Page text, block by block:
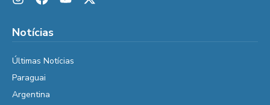
Notícias
Últimas Notícias
Paraguai
Argentina